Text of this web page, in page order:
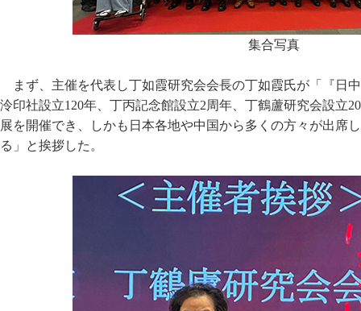
集合写真
まず、主催を代表し丁如霞研究会会長の丁如霞氏が「『日
泠印社設立120年、丁丙記念館設立2周年、丁鶴蘆研究会設立
展を開催でき、しかも日本各地や中国から多くの方々が出席
る」と挨拶した。